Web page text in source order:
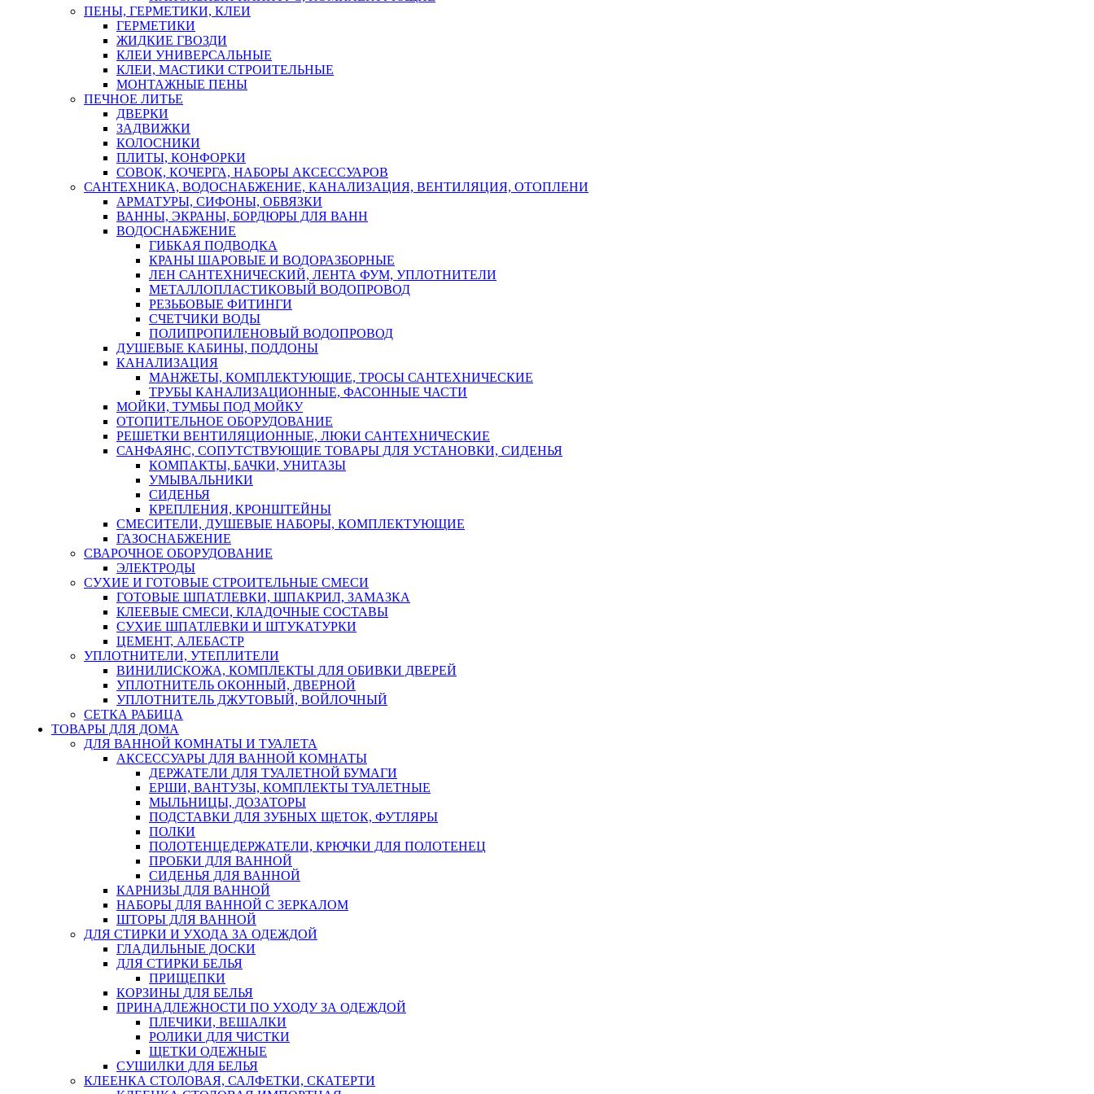
ПЕНЫ, ГЕРМЕТИКИ, КЛЕИ
ГЕРМЕТИКИ
ЖИДКИЕ ГВОЗДИ
КЛЕИ УНИВЕРСАЛЬНЫЕ
КЛЕИ, МАСТИКИ СТРОИТЕЛЬНЫЕ
МОНТАЖНЫЕ ПЕНЫ
ПЕЧНОЕ ЛИТЬЕ
ДВЕРКИ
ЗАДВИЖКИ
КОЛОСНИКИ
ПЛИТЫ, КОНФОРКИ
СОВОК, КОЧЕРГА, НАБОРЫ АКСЕССУАРОВ
САНТЕХНИКА, ВОДОСНАБЖЕНИЕ, КАНАЛИЗАЦИЯ, ВЕНТИЛЯЦИЯ, ОТОПЛЕНИ
АРМАТУРЫ, СИФОНЫ, ОБВЯЗКИ
ВАННЫ, ЭКРАНЫ, БОРДЮРЫ ДЛЯ ВАНН
ВОДОСНАБЖЕНИЕ
ГИБКАЯ ПОДВОДКА
КРАНЫ ШАРОВЫЕ И ВОДОРАЗБОРНЫЕ
ЛЕН САНТЕХНИЧЕСКИЙ, ЛЕНТА ФУМ, УПЛОТНИТЕЛИ
МЕТАЛЛОПЛАСТИКОВЫЙ ВОДОПРОВОД
РЕЗЬБОВЫЕ ФИТИНГИ
СЧЕТЧИКИ ВОДЫ
ПОЛИПРОПИЛЕНОВЫЙ ВОДОПРОВОД
ДУШЕВЫЕ КАБИНЫ, ПОДДОНЫ
КАНАЛИЗАЦИЯ
МАНЖЕТЫ, КОМПЛЕКТУЮЩИЕ, ТРОСЫ САНТЕХНИЧЕСКИЕ
ТРУБЫ КАНАЛИЗАЦИОННЫЕ, ФАСОННЫЕ ЧАСТИ
МОЙКИ, ТУМБЫ ПОД МОЙКУ
ОТОПИТЕЛЬНОЕ ОБОРУДОВАНИЕ
РЕШЕТКИ ВЕНТИЛЯЦИОННЫЕ, ЛЮКИ САНТЕХНИЧЕСКИЕ
САНФАЯНС, СОПУТСТВУЮЩИЕ ТОВАРЫ ДЛЯ УСТАНОВКИ, СИДЕНЬЯ
КОМПАКТЫ, БАЧКИ, УНИТАЗЫ
УМЫВАЛЬНИКИ
СИДЕНЬЯ
КРЕПЛЕНИЯ, КРОНШТЕЙНЫ
СМЕСИТЕЛИ, ДУШЕВЫЕ НАБОРЫ, КОМПЛЕКТУЮЩИЕ
ГАЗОСНАБЖЕНИЕ
СВАРОЧНОЕ ОБОРУДОВАНИЕ
ЭЛЕКТРОДЫ
СУХИЕ И ГОТОВЫЕ СТРОИТЕЛЬНЫЕ СМЕСИ
ГОТОВЫЕ ШПАТЛЕВКИ, ШПАКРИЛ, ЗАМАЗКА
КЛЕЕВЫЕ СМЕСИ, КЛАДОЧНЫЕ СОСТАВЫ
СУХИЕ ШПАТЛЕВКИ И ШТУКАТУРКИ
ЦЕМЕНТ, АЛЕБАСТР
УПЛОТНИТЕЛИ, УТЕПЛИТЕЛИ
ВИНИЛИСКОЖА, КОМПЛЕКТЫ ДЛЯ ОБИВКИ ДВЕРЕЙ
УПЛОТНИТЕЛЬ ОКОННЫЙ, ДВЕРНОЙ
УПЛОТНИТЕЛЬ ДЖУТОВЫЙ, ВОЙЛОЧНЫЙ
СЕТКА РАБИЦА
ТОВАРЫ ДЛЯ ДОМА
ДЛЯ ВАННОЙ КОМНАТЫ И ТУАЛЕТА
АКСЕССУАРЫ ДЛЯ ВАННОЙ КОМНАТЫ
ДЕРЖАТЕЛИ ДЛЯ ТУАЛЕТНОЙ БУМАГИ
ЕРШИ, ВАНТУЗЫ, КОМПЛЕКТЫ ТУАЛЕТНЫЕ
МЫЛЬНИЦЫ, ДОЗАТОРЫ
ПОДСТАВКИ ДЛЯ ЗУБНЫХ ЩЕТОК, ФУТЛЯРЫ
ПОЛКИ
ПОЛОТЕНЦЕДЕРЖАТЕЛИ, КРЮЧКИ ДЛЯ ПОЛОТЕНЕЦ
ПРОБКИ ДЛЯ ВАННОЙ
СИДЕНЬЯ ДЛЯ ВАННОЙ
КАРНИЗЫ ДЛЯ ВАННОЙ
НАБОРЫ ДЛЯ ВАННОЙ С ЗЕРКАЛОМ
ШТОРЫ ДЛЯ ВАННОЙ
ДЛЯ СТИРКИ И УХОДА ЗА ОДЕЖДОЙ
ГЛАДИЛЬНЫЕ ДОСКИ
ДЛЯ СТИРКИ БЕЛЬЯ
ПРИЩЕПКИ
КОРЗИНЫ ДЛЯ БЕЛЬЯ
ПРИНАДЛЕЖНОСТИ ПО УХОДУ ЗА ОДЕЖДОЙ
ПЛЕЧИКИ, ВЕШАЛКИ
РОЛИКИ ДЛЯ ЧИСТКИ
ЩЕТКИ ОДЕЖНЫЕ
СУШИЛКИ ДЛЯ БЕЛЬЯ
КЛЕЕНКА СТОЛОВАЯ, САЛФЕТКИ, СКАТЕРТИ